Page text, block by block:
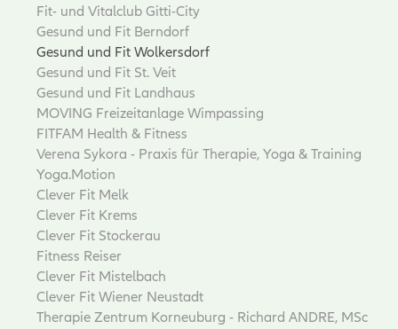
Fit- und Vitalclub Gitti-City
Gesund und Fit Berndorf
Gesund und Fit Wolkersdorf
Gesund und Fit St. Veit
Gesund und Fit Landhaus
MOVING Freizeitanlage Wimpassing
FITFAM Health & Fitness
Verena Sykora - Praxis für Therapie, Yoga & Training
Yoga.Motion
Clever Fit Melk
Clever Fit Krems
Clever Fit Stockerau
Fitness Reiser
Clever Fit Mistelbach
Clever Fit Wiener Neustadt
Therapie Zentrum Korneuburg - Richard ANDRE, MSc